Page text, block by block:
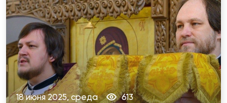
18 июня 2025, среда 613